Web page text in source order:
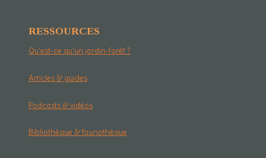
RESSOURCES
Qu'est-ce qu'un jardin-forêt ?
Articles & guides
Podcasts & vidéos
Bibliothèque & faunothèque